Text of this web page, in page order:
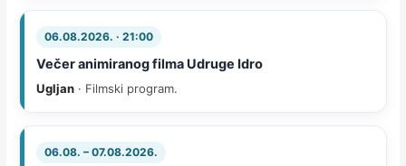
06.08.2026. · 21:00
Večer animiranog filma Udruge Idro
Ugljan · Filmski program.
06.08. – 07.08.2026.